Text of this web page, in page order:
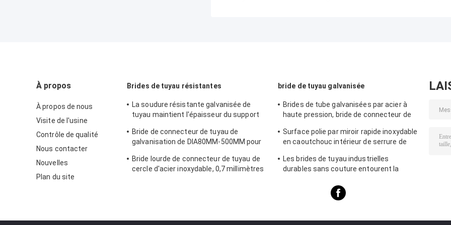
À propos
À propos de nous
Visite de l'usine
Contrôle de qualité
Nous contacter
Nouvelles
Plan du site
Brides de tuyau résistantes
La soudure résistante galvanisée de
tuyau maintient l'épaisseur du support
Bride de connecteur de tuyau de
galvanisation de DIA80MM-500MM pour
Bride lourde de connecteur de tuyau de
cercle d'acier inoxydable, 0,7 millimètres
bride de tuyau galvanisée
Brides de tube galvanisées par acier à
haute pression, bride de connecteur de
Surface polie par miroir rapide inoxydable
en caoutchouc intérieur de serrure de
Les brides de tuyau industrielles
durables sans couture entourent la